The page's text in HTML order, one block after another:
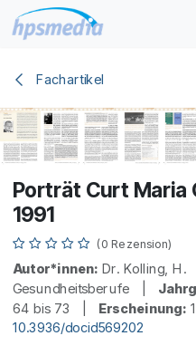
Zum Inhalt springen
Fachartikel
Porträt Curt Maria
1991
(0 Rezension)
Autor*innen: Dr. Kolling,
Gesundheitsberufe |
64 bis 73 | Erscheinung:
10.3936/docid569202